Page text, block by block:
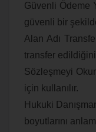
Güvenli Ödeme
güvenli bir
Alan Adı
transfer
Sözleşmeyi
için kullanılır.
Hukuki
boyutlarını